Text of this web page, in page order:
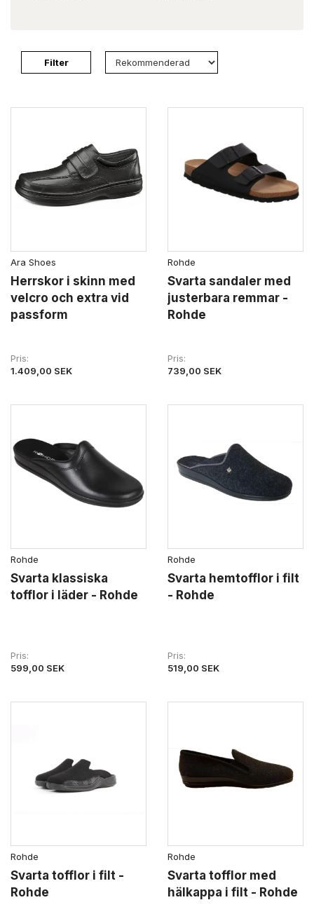
Filter
Ara Shoes
Herrskor i skinn med
velcro och extra vid
passform
Pris
1.409,00 SEK
Rohde
Svarta sandaler med
justerbara remmar -
Rohde
Pris
739,00 SEK
Rohde
Svarta klassiska
tofflor i läder - Rohde
Pris
599,00 SEK
Rohde
Svarta hemtofflor i filt
- Rohde
Pris
519,00 SEK
Rohde
Svarta tofflor i filt -
Rohde
Rohde
Svarta tofflor med
hälkappa i filt - Rohde